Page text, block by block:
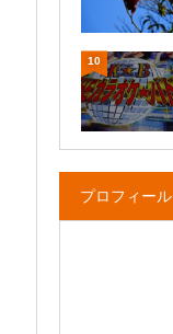
10
プロフィール